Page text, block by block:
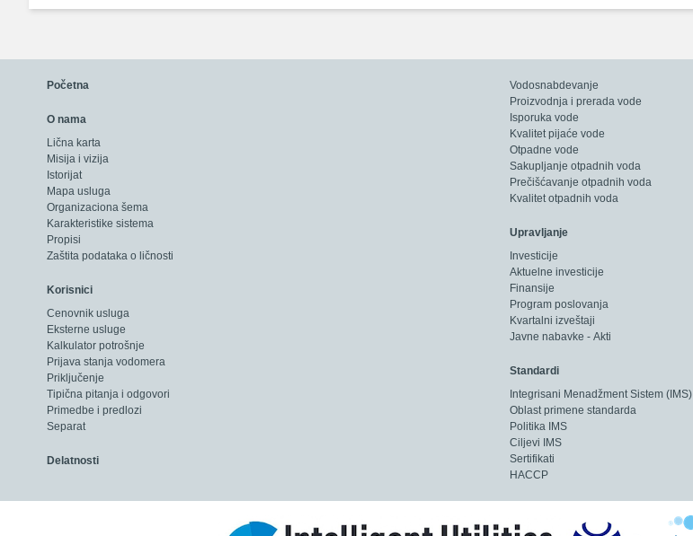
Početna
O nama
Lična karta
Misija i vizija
Istorijat
Mapa usluga
Organizaciona šema
Karakteristike sistema
Propisi
Zaštita podataka o ličnosti
Korisnici
Cenovnik usluga
Eksterne usluge
Kalkulator potrošnje
Prijava stanja vodomera
Priključenje
Tipična pitanja i odgovori
Primedbe i predlozi
Separat
Delatnosti
Vodosnabdevanje
Proizvodnja i prerada vode
Isporuka vode
Kvalitet pijaće vode
Otpadne vode
Sakupljanje otpadnih voda
Prečišćavanje otpadnih voda
Kvalitet otpadnih voda
Upravljanje
Investicije
Aktuelne investicije
Finansije
Program poslovanja
Kvartalni izveštaji
Javne nabavke - Akti
Standardi
Integrisani Menadžment Sistem (IMS)
Oblast primene standarda
Politika IMS
Ciljevi IMS
Sertifikati
HACCP